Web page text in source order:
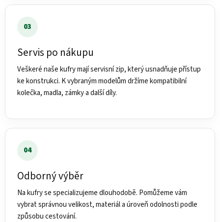
03
Servis po nákupu
Veškeré naše kufry mají servisní zip, který usnadňuje přístup
ke konstrukci. K vybraným modelům držíme kompatibilní
kolečka, madla, zámky a další díly.
04
Odborný výběr
Na kufry se specializujeme dlouhodobě. Pomůžeme vám
vybrat správnou velikost, materiál a úroveň odolnosti podle
způsobu cestování.